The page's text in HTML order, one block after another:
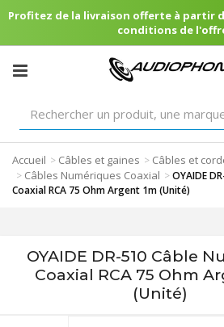
Profitez de la livraison offerte à partir
conditions de
Accueil > Câbles et gaines > Câbles et
> Câbles Numériques Coaxial >OYAIDE
Coaxial RCA 75 Ohm Argent 1m (Unité)
OYAIDE DR-510 Câble
Coaxial RCA 75 Ohm
(Unité)